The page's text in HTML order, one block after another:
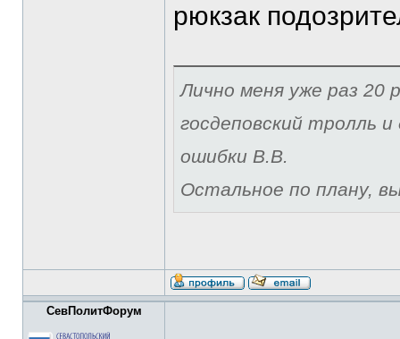
рюкзак
Лично меня уже раз 20
госдеповский тролль
ошибки В.В.
Остальное по плану,
СевПолитФорум